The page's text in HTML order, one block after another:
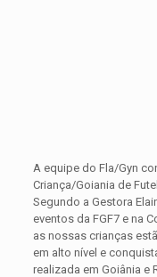
A equipe do Fla/Gyn
Criança/Goiania de
Segundo a Gestora
eventos da FGF7 e na
as nossas crianças
em alto nível e
realizada em Goiânia e